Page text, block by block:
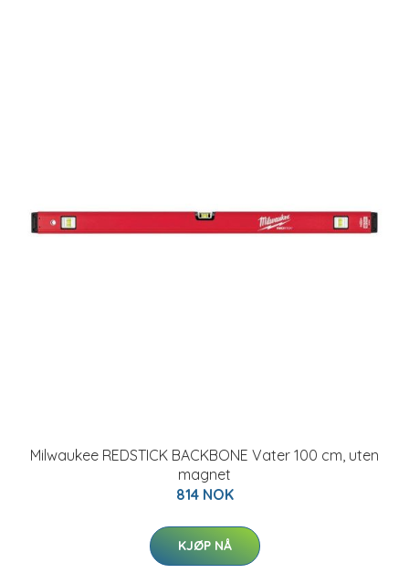
Milwaukee REDSTICK BACKBONE Vater 100 cm, uten
magnet
814 NOK
KJØP NÅ